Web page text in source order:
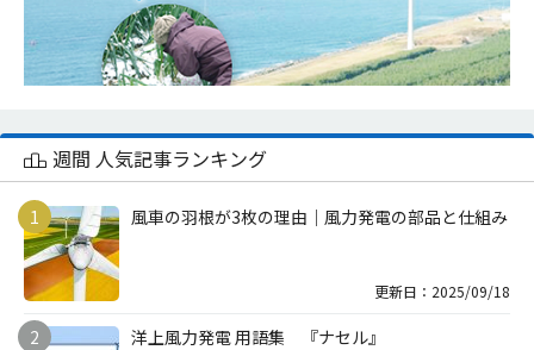
週間 人気記事ランキング
風車の羽根が3枚の理由｜風力発電の部品と仕組み
更新日：2025/09/18
洋上風力発電 用語集 『ナセル』